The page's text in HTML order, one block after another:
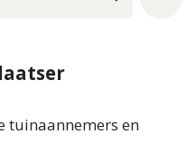
tuinaannemers en